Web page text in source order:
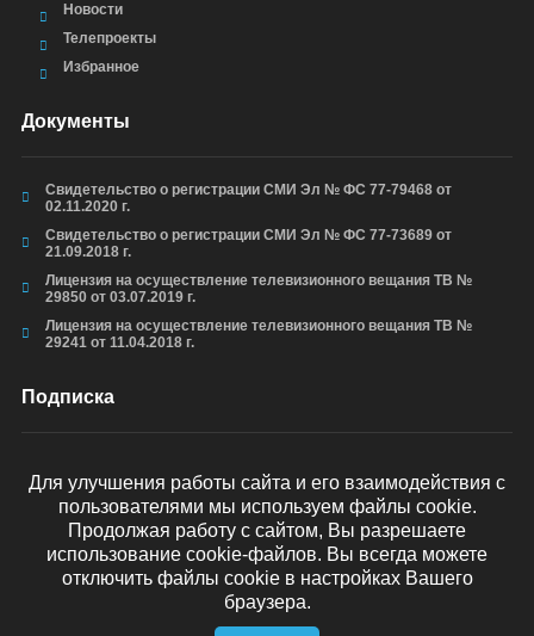
Новости
Телепроекты
Избранное
Документы
Свидетельство о регистрации СМИ Эл № ФС 77-79468 от
02.11.2020 г.
Свидетельство о регистрации СМИ Эл № ФС 77-73689 от
21.09.2018 г.
Лицензия на осуществление телевизионного вещания ТВ №
29850 от 03.07.2019 г.
Лицензия на осуществление телевизионного вещания ТВ №
29241 от 11.04.2018 г.
Подписка
ОТПРАВИТЬ
Для улучшения работы сайта и его взаимодействия с
пользователями мы используем файлы cookie.
Продолжая работу с сайтом, Вы разрешаете
использование cookie-файлов. Вы всегда можете
отключить файлы cookie в настройках Вашего
браузера.